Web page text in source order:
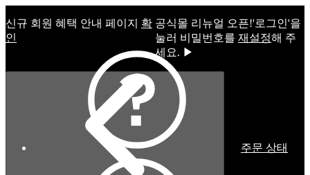
신규 회원 혜택 안내 페이지 확
인
공식몰 리뉴얼 오픈!ㅤ'로그인'을
눌러 비밀번호를 재설정해 주
세요. ▶
주문 상태